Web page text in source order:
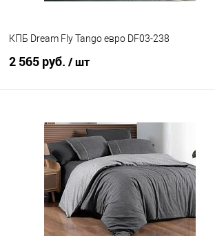
КПБ Dream Fly Tango евро DF03-238
2 565 руб. / шт
Купить в 1 клик
Сравнение
В избранное
В наличии